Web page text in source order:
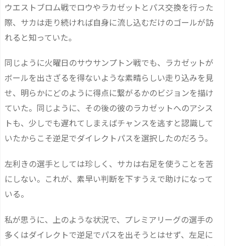
ウエストブロム戦でロウやラカゼットとパス交換を行った
際、サカは走り続ければ自身に流し込むだけのゴールが訪
れると知っていた。
同じように火曜日のサウサンプトン戦でも、ラカゼットが
ボールを出さざるを得ないような素晴らしい走り込みを見
せ、明らかにどのように得点に繋がるかのビジョンを描け
ていた。同じように、その後の彼のラカゼットへのアシス
トも、少しでも遅れてしまえばチャンスを逃すと認識して
いたからこそ逆足でダイレクトパスを選択したのだろう。
左利きの選手としては珍しく、サカは右足を使うことを苦
にしない。これが、素早い判断を下すうえで助けになって
いる。
私が思うに、上のような状況で、プレミアリーグの選手の
多くはダイレクトで逆足でパスを出そうとはせず、左足に